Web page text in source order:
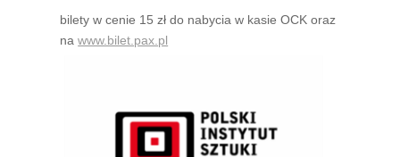
bilety w cenie 15 zł do nabycia w kasie OCK oraz
nawww.bilet.pax.pl